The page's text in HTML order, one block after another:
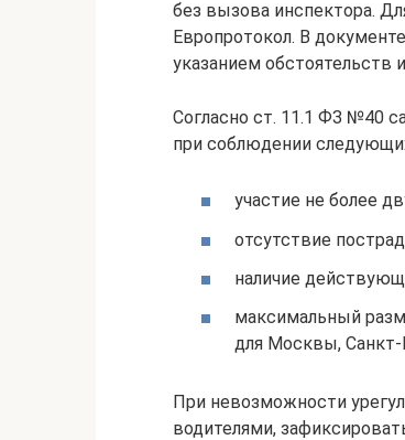
без вызова инспектора.
Европротокол. В
указанием обстоятельств
Согласно ст. 11.1 ФЗ №40
при соблюдении
участие не более
отсутствие
наличие
максимальный
для Москвы, Санкт-
При невозможности
водителями,